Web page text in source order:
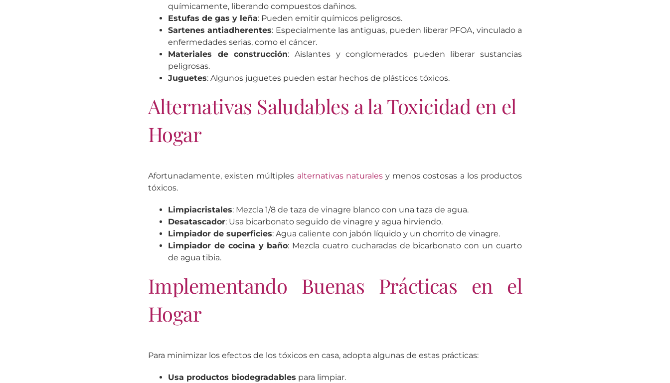
químicamente, liberando compuestos dañinos.
Estufas de gas y leña: Pueden emitir químicos peligrosos.
Sartenes antiadherentes: Especialmente las antiguas, pueden liberar PFOA, vinculado a
enfermedades serias, como el cáncer.
Materiales de construcción: Aislantes y conglomerados pueden liberar sustancias
peligrosas.
Juguetes: Algunos juguetes pueden estar hechos de plásticos tóxicos.
Alternativas Saludables a la Toxicidad en el
Hogar
Afortunadamente, existen múltiples alternativas naturalesy menos costosas a los productos
tóxicos.
Limpiacristales: Mezcla 1/8 de taza de vinagre blanco con una taza de agua.
Desatascador: Usa bicarbonato seguido de vinagre y agua hirviendo.
Limpiador de superficies: Agua caliente con jabón líquido y un chorrito de vinagre.
Limpiador de cocina y baño: Mezcla cuatro cucharadas de bicarbonato con un cuarto
de agua tibia.
Implementando Buenas Prácticas en el
Hogar
Para minimizar los efectos de los tóxicos en casa, adopta algunas de estas prácticas:
Usa productos biodegradables para limpiar.